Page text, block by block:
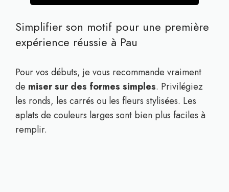
Simplifier son motif pour une première
expérience réussie à Pau
Pour vos débuts, je vous recommande vraiment
de miser sur des formes simples. Privilégiez
les ronds, les carrés ou les fleurs stylisées. Les
aplats de couleurs larges sont bien plus faciles à
remplir.